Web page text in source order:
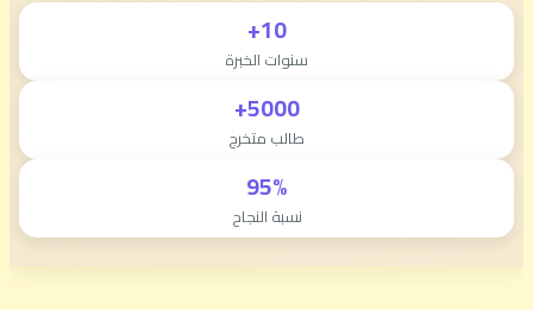
10+
سنوات الخبرة
5000+
طالب متخرج
95%
نسبة النجاح